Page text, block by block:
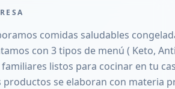
comidas saludables
con 3 tipos de menú ( Keto,
listos para cocinar en tu
productos se elaboran con materia